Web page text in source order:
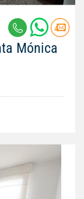
Mónica